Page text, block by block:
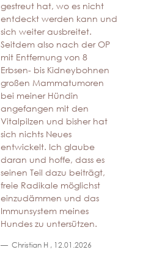
gestreut hat, wo es nicht
entdeckt werden kann und
sich weiter ausbreitet.
Seitdem also nach der OP
mit Entfernung von 8
Erbsen- bis Kidneybohnen
großen Mammatumoren
bei meiner Hündin
angefangen mit den
Vitalpilzen und bisher hat
sich nichts Neues
entwickelt. Ich glaube
daran und hoffe, dass es
seinen Teil dazu beiträgt,
freie Radikale möglichst
einzudämmen und das
Immunsystem meines
Hundes zu untersützen.
Christian H , 12.01.2026